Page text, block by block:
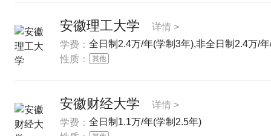
安徽理工大学
详情 >
学费： 全日制2.4万/年(学制3年),非全日制2.4万/
性质：
安徽财经大学
详情 >
学费： 全日制1.1万/年(学制2.5年)